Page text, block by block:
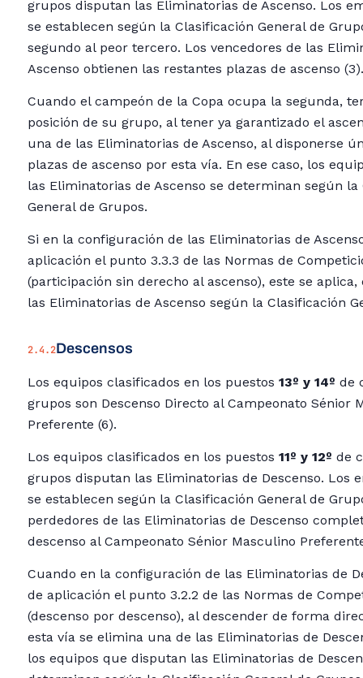
grupos disputan las Eliminatorias de Ascenso. Los
se establecen según la Clasificación General de
segundo al peor tercero. Los vencedores de las
Ascenso obtienen las restantes plazas de ascenso (3).
Cuando el campeón de la Copa ocupa la segunda,
posición de su grupo, al tener ya garantizado el
una de las Eliminatorias de Ascenso, al disponerse
plazas de ascenso por esta vía. En ese caso, los
las Eliminatorias de Ascenso se determinan según la
General de Grupos.
Si en la configuración de las Eliminatorias de
aplicación el punto 3.3.3 de las Normas de
(participación sin derecho al ascenso), este se
las Eliminatorias de Ascenso según la Clasificación
2.4.2Descensos
Los equipos clasificados en los puestos 13º y 14º de
grupos son Descenso Directo al Campeonato Sénior
Preferente (6).
Los equipos clasificados en los puestos 11º y 12º de
grupos disputan las Eliminatorias de Descenso. Los
se establecen según la Clasificación General de
perdedores de las Eliminatorias de Descenso
descenso al Campeonato Sénior Masculino
Cuando en la configuración de las Eliminatorias de
de aplicación el punto 3.2.2 de las Normas de
(descenso por descenso), al descender de forma
esta vía se elimina una de las Eliminatorias de
los equipos que disputan las Eliminatorias de